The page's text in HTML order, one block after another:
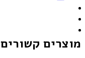
מוצרים קשורים